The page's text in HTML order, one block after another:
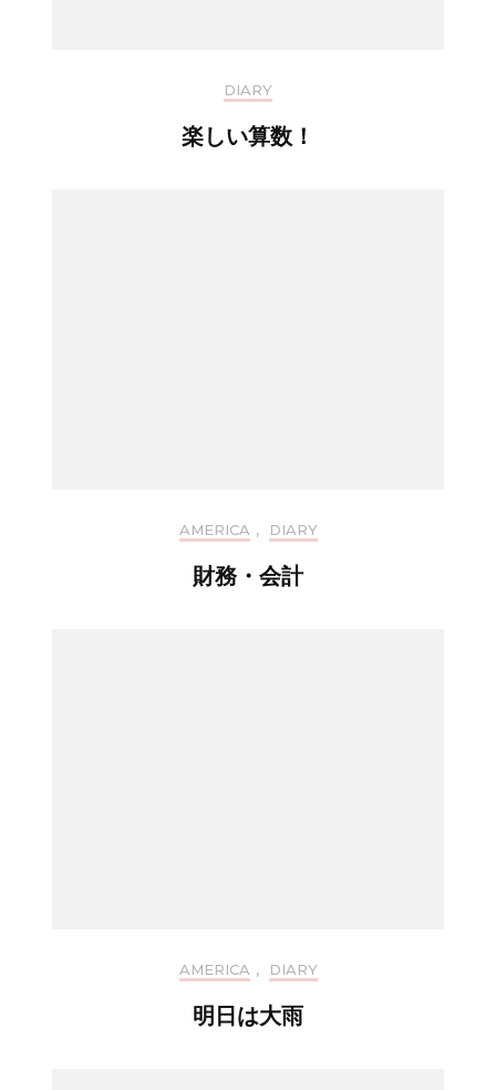
DIARY
楽しい算数！
AMERICA , DIARY
財務・会計
AMERICA , DIARY
明日は大雨